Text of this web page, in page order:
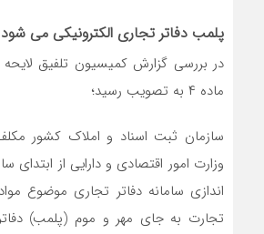
پلمب دفاتر تجاری الکترونیکی می شود
در بررسی گزارش کمیسیون تلفیق لایحه
ماده ۴ به تصویب رسید؛
سازمان ثبت اسناد و املاک کشور
وزارت امور اقتصادی و دارایی از ابتدای
تجارت به جای مهر و موم (پلمب)